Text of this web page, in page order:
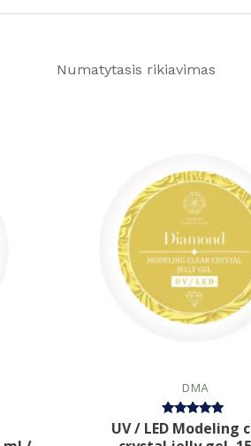
DMA
Įvertinimas:
5.00
UV / LED Modeling